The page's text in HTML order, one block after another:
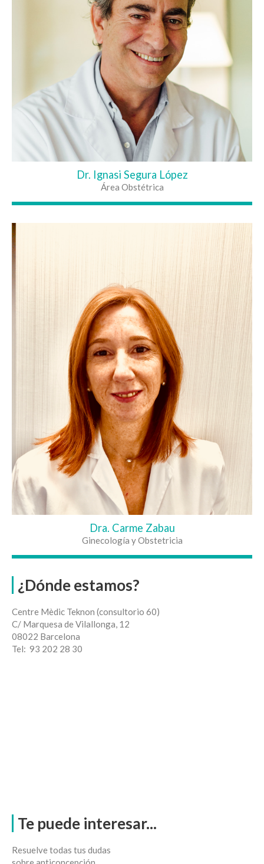
Dr. Ignasi Segura López
Área Obstétrica
Dra. Carme Zabau
Ginecología y Obstetricia
¿Dónde estamos?
Centre Mèdic Teknon (consultorio 60)
C/ Marquesa de Vilallonga, 12
08022 Barcelona
Tel: 93 202 28 30
Te puede interesar...
Resuelve todas tus dudas